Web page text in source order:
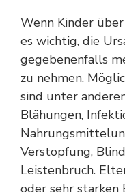
Wenn Kinder
es wichtig, die
gegebenenfalls
zu nehmen.
sind unter
Blähungen,
Verstopfung,
Leistenbruch.
oder sehr starken